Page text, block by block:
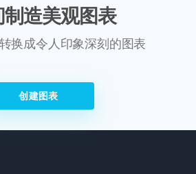
造美观图表
换成令人印象深刻的图表
创建图表